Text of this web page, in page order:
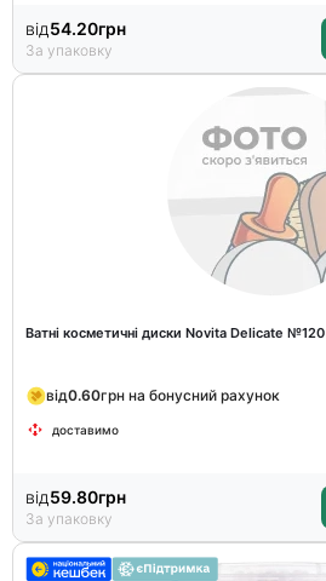
від54.20грн
За упаковку
Ватні косметичні диски Novita Delicate №120
від0.60грн на бонусний рахунок
доставимо
від59.80грн
За упаковку